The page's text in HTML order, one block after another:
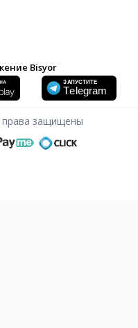
Bisyor
права защищены